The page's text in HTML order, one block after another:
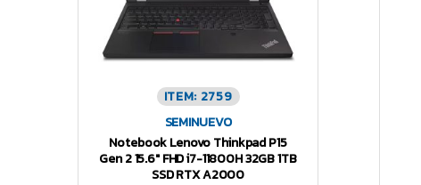
ITEM: 2759
SEMINUEVO
Notebook Lenovo Thinkpad P15
Gen 2 15.6″ FHD i7-11800H 32GB 1TB
SSD RTX A2000